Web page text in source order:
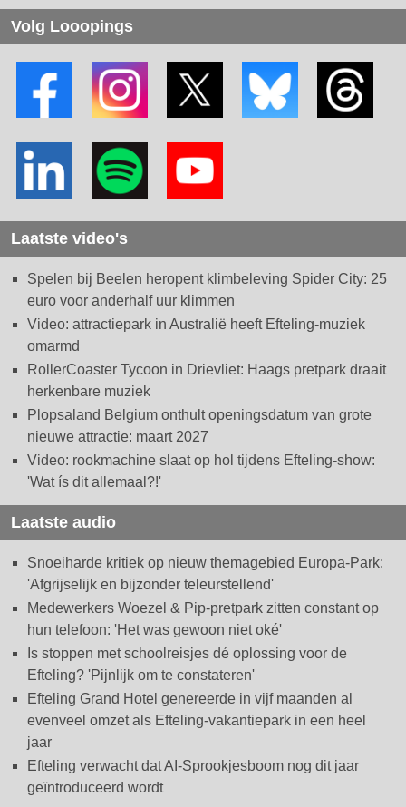
Volg Looopings
Laatste video's
Spelen bij Beelen heropent klimbeleving Spider City: 25
euro voor anderhalf uur klimmen
Video: attractiepark in Australië heeft Efteling-muziek
omarmd
RollerCoaster Tycoon in Drievliet: Haags pretpark draait
herkenbare muziek
Plopsaland Belgium onthult openingsdatum van grote
nieuwe attractie: maart 2027
Video: rookmachine slaat op hol tijdens Efteling-show:
'Wat ís dit allemaal?!'
Laatste audio
Snoeiharde kritiek op nieuw themagebied Europa-Park:
'Afgrijselijk en bijzonder teleurstellend'
Medewerkers Woezel & Pip-pretpark zitten constant op
hun telefoon: 'Het was gewoon niet oké'
Is stoppen met schoolreisjes dé oplossing voor de
Efteling? 'Pijnlijk om te constateren'
Efteling Grand Hotel genereerde in vijf maanden al
evenveel omzet als Efteling-vakantiepark in een heel
jaar
Efteling verwacht dat AI-Sprookjesboom nog dit jaar
geïntroduceerd wordt